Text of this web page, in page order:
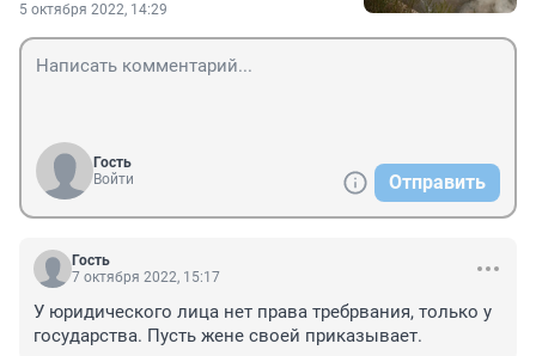
5 октября 2022, 14:29
Гость
Войти
Отправить
Гость
7 октября 2022, 15:17
У юридического лица нет права требрвания, только у
государства. Пусть жене своей приказывает.